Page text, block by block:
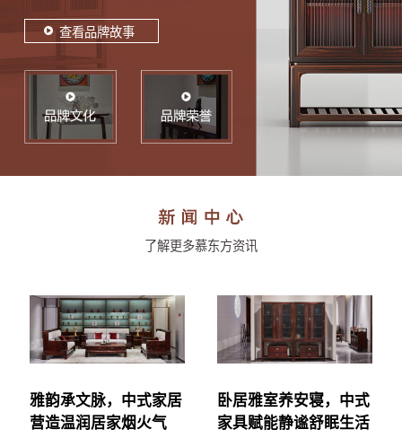
查看品牌故事
了解更多慕东方资讯
雅韵承文脉，中式家居
营造温润居家烟火气
卧居雅室养安寝，中式
家具赋能静谧舒眠生活